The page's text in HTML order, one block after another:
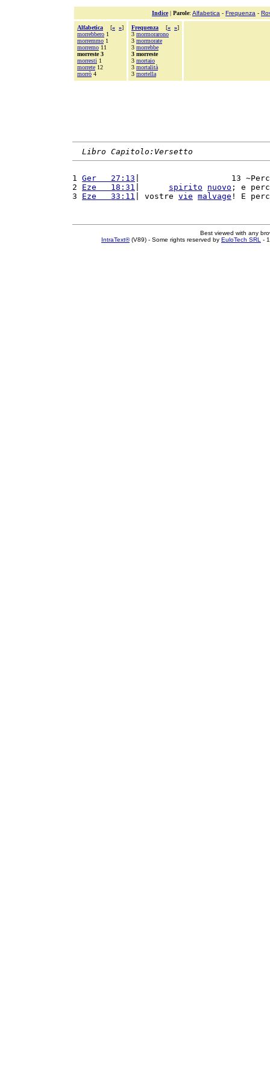
Indice| Parole: Alfabetica - Frequenza -
Alfabetica [« »]
morrebbero 1
morremmo 1
morremo 11
morreste 3
morresti 1
morrete 12
morrò 4
Frequenza [« »]
3 mormorarono
3 mormorate
3 morrebbe
3 morreste
3 mortaio
3 mortalità
3 mortella
Libro Capitolo:Versetto
1 Ger   27:13 |                   13
2 Eze   18:31 spirito nuovo ; e
3 Eze   33:11 | vostre vie malvage ! E
Best viewed with any
IntraText®(V89) - Some rights reserved by EuloTech SRL -